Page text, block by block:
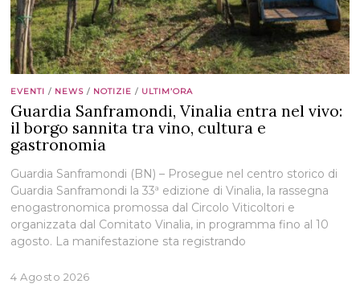
EVENTI / NEWS / NOTIZIE / ULTIM’ORA
Guardia Sanframondi, Vinalia entra nel vivo:
il borgo sannita tra vino, cultura e
gastronomia
Guardia Sanframondi (BN) – Prosegue nel centro storico di
Guardia Sanframondi la 33ª edizione di Vinalia, la rassegna
enogastronomica promossa dal Circolo Viticoltori e
organizzata dal Comitato Vinalia, in programma fino al 10
agosto. La manifestazione sta registrando
4 Agosto 2026